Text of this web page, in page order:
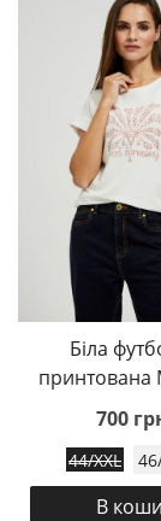
Біла
принтована
700
44/XXL
В